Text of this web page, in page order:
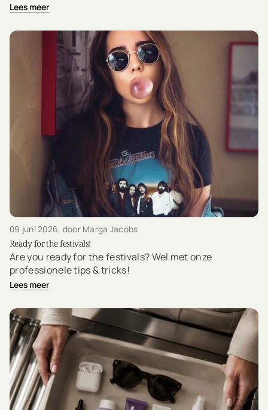
Lees meer
09 juni 2026, door Marga Jacobs
Ready for the festivals!
Are you ready for the festivals? Wel met onze
professionele tips & tricks!
Lees meer